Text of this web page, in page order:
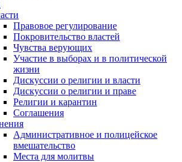
Правовое регулирование
Покровительство властей
Чувства верующих
Участие в выборах и в политической
жизни
Дискуссии о религии и власти
Дискуссии о религии и праве
Религии и карантин
Соглашения
Административное и полицейское
вмешательство
Места для молитвы